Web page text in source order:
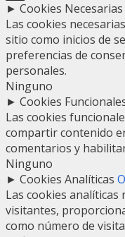
► Cookies Necesarias
Las cookies
sitio como inicios de
preferencias de
personales.
Ninguno
► Cookies
Las cookies
compartir contenido
comentarios y
Ninguno
► Cookies Analíticas
Las cookies
visitantes,
como número de